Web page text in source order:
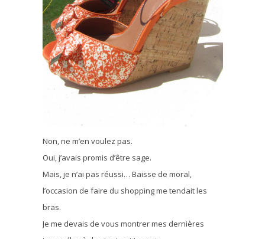
Non, ne m’en voulez pas.
Oui, j’avais promis d’être sage.
Mais, je n’ai pas réussi… Baisse de moral,
l’occasion de faire du shopping me tendait les
bras.
Je me devais de vous montrer mes dernières